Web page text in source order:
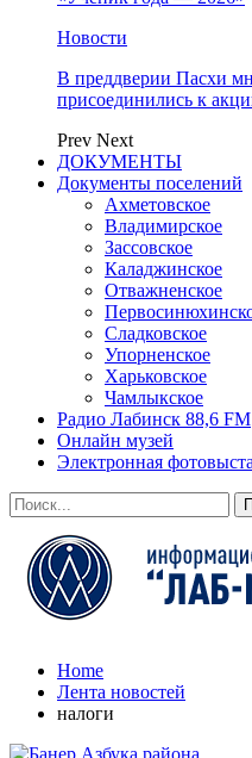
Новости
В преддверии Пасхи
присоединились к
Prev Next
ДОКУМЕНТЫ
Документы поселений
Ахметовское
Владимирское
Зассовское
Каладжинское
Отважненское
Сладковское
Упорненское
Харьковское
Чамлыкское
Радио Лабинск 88,6 FM
Онлайн музей
Электронная
Home
Лента новостей
налоги